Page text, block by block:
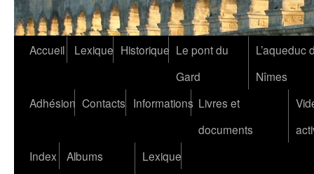
Aller
contenu
Accueil Lexique Historique Le pont du
Gard
L’aqueduc
Nîmes
Adhésion Contacts Informations Livres et
documents
Index
Albums
Lexique